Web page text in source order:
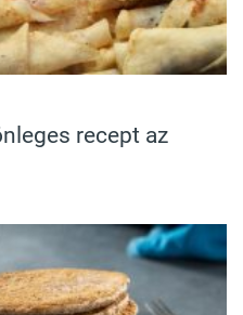
recept az